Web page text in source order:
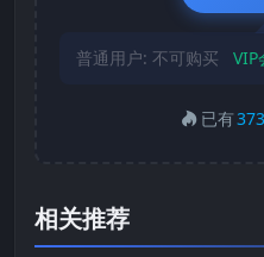
普通用户: 不可购买 VIP
已有373
相关推荐